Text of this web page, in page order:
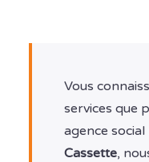
Vous
services que
agence social
Cassette,